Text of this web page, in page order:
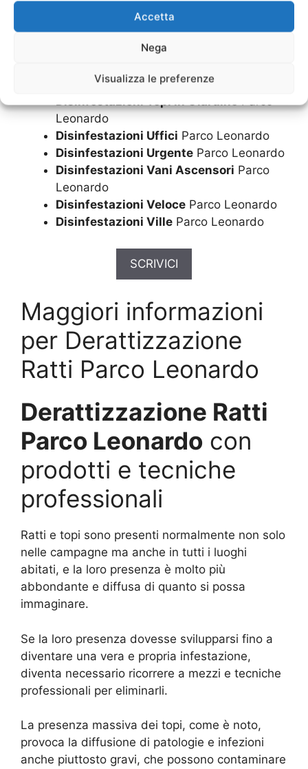
Accetta
Nega
Visualizza le preferenze
Disinfestazioni ScuoleParco Leonardo
Disinfestazioni Sistemi
Leonardo
Disinfestazioni Topi in GiardinoParco
Leonardo
Disinfestazioni Uffici Parco Leonardo
Disinfestazioni Urgente Parco Leonardo
Disinfestazioni Vani Ascensori Parco
Leonardo
Disinfestazioni Veloce Parco Leonardo
Disinfestazioni Ville Parco Leonardo
SCRIVICI
Maggiori informazioni
per Derattizzazione
Ratti Parco Leonardo
Derattizzazione Ratti
Parco Leonardo con
prodotti e tecniche
professionali
Ratti e topi sono presenti normalmente non solo
nelle campagne ma anche in tutti i luoghi
abitati, e la loro presenza è molto più
abbondante e diffusa di quanto si possa
immaginare.
Se la loro presenza dovesse svilupparsi fino a
diventare una vera e propria infestazione,
diventa necessario ricorrere a mezzi e tecniche
professionali per eliminarli.
La presenza massiva dei topi, come è noto,
provoca la diffusione di patologie e infezioni
anche piuttosto gravi, che possono contaminare